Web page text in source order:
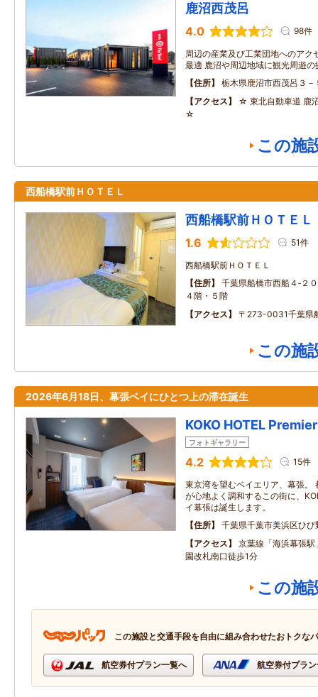
鹿沼西茂呂
4.0 98件
周辺の産業及び工業団地へのアク
最適 鹿沼や周辺地域に観光周遊
住所
栃木県鹿沼市西茂呂３－
アクセス
☆ 東北自動車道 鹿
☆
この施
西船橋駅前ＨＯＴＥＬ
西船橋駅前ＨＯＴＥＬ
1.6 51件
西船橋駅前ＨＯＴＥＬ
住所
千葉県船橋市西船４‐
４階・５階
アクセス
〒273-0031千葉県
この施
2026年6月18日、幕張ベイにひとつ上の滞在誕生
KOKO HOTEL
フォトギャラリー
4.2 15件
東京湾を望むベイエリア、幕張。
が心地よく調和するこの街に、
イ幕張は誕生します。
住所
千葉県千葉市美浜区ひ
アクセス
京葉線「海浜幕張
園改札南口徒歩1分
この施
この施設と交通手段を自由に組み合わせたおトクな
航空券付プラン一覧へ 航空券付プラ